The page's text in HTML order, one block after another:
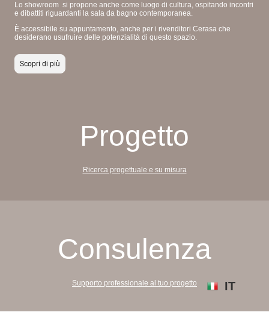
Lo showroom si propone anche come luogo di cultura, ospitando incontri
e dibattiti riguardanti la sala da bagno contemporanea.
È accessibile su appuntamento, anche per i rivenditori Cerasa che
desiderano usufruire delle potenzialità di questo spazio.
Scopri di più
Progetto
Ricerca progettuale e su misura
Consulenza
Supporto professionale al tuo progetto IT